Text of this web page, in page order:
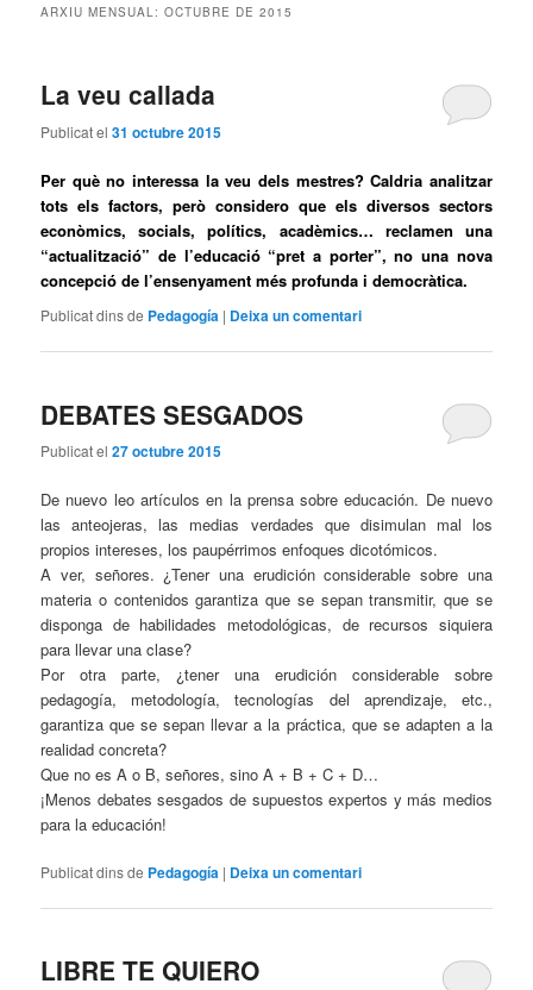
ARXIU MENSUAL:OCTUBRE DE 2015
La veu callada
Publicat el31 octubre 2015
Per què no interessa la veu dels mestres? Caldria analitzar
tots els factors, però considero que els diversos sectors
econòmics, socials, polítics, acadèmics… reclamen una
“actualització” de l’educació “pret a porter”, no una nova
concepció de l’ensenyament més profunda i democràtica.
Publicat dins de Pedagogía | Deixa un comentari
DEBATES SESGADOS
Publicat el27 octubre 2015
De nuevo leo artículos en la prensa sobre educación. De nuevo
las anteojeras, las medias verdades que disimulan mal los
propios intereses, los paupérrimos enfoques dicotómicos.
A ver, señores. ¿Tener una erudición considerable sobre una
materia o contenidos garantiza que se sepan transmitir, que se
disponga de habilidades metodológicas, de recursos siquiera
para llevar una clase?
Por otra parte, ¿tener una erudición considerable sobre
pedagogía, metodología, tecnologías del aprendizaje, etc.,
garantiza que se sepan llevar a la práctica, que se adapten a la
realidad concreta?
Que no es A o B, señores, sino A + B + C + D…
¡Menos debates sesgados de supuestos expertos y más medios
para la educación!
Publicat dins de Pedagogía | Deixa un comentari
LIBRE TE QUIERO